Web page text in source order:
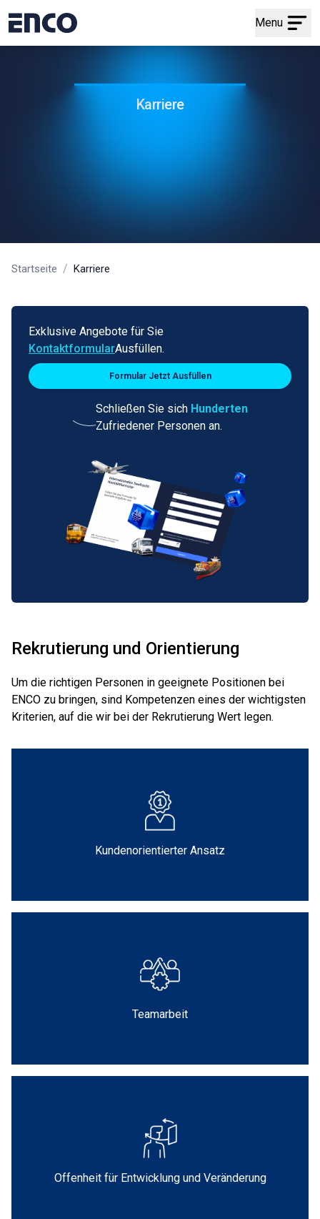
Menu
Karriere
Startseite / Karriere
Exklusive Angebote für Sie
KontaktformularAusfüllen.
Formular Jetzt Ausfüllen
Schließen Sie sich Hunderten
Zufriedener Personen an.
Rekrutierung und Orientierung
Um die richtigen Personen in geeignete Positionen bei
ENCO zu bringen, sind Kompetenzen eines der wichtigsten
Kriterien, auf die wir bei der Rekrutierung Wert legen.
Kundenorientierter Ansatz
Teamarbeit
Offenheit für Entwicklung und Veränderung